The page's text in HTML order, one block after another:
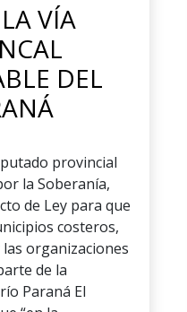
VÍA
DEL
provincial
la Soberanía,
de Ley para que
costeros,
organizaciones
de la
Paraná El